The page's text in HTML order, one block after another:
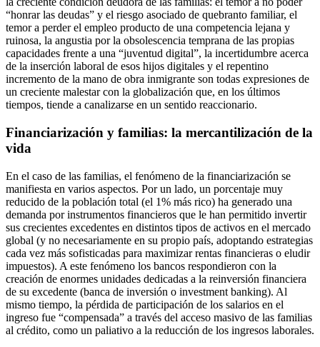
“honrar las deudas” y el riesgo asociado de quebranto familiar, el
temor a perder el empleo producto de una competencia lejana y
ruinosa, la angustia por la obsolescencia temprana de las propias
capacidades frente a una “juventud digital”, la incertidumbre acerca
de la inserción laboral de esos hijos digitales y el repentino
incremento de la mano de obra inmigrante son todas expresiones de
un creciente malestar con la globalización que, en los últimos
tiempos, tiende a canalizarse en un sentido reaccionario.
Financiarización y familias: la mercantilización de la
vida
En el caso de las familias, el fenómeno de la financiarización se
manifiesta en varios aspectos. Por un lado, un porcentaje muy
reducido de la población total (el 1% más rico) ha generado una
demanda por instrumentos financieros que le han permitido invertir
sus crecientes excedentes en distintos tipos de activos en el mercado
global (y no necesariamente en su propio país, adoptando estrategias
cada vez más sofisticadas para maximizar rentas financieras o eludir
impuestos). A este fenómeno los bancos respondieron con la
creación de enormes unidades dedicadas a la reinversión financiera
de su excedente (banca de inversión o investment banking). Al
mismo tiempo, la pérdida de participación de los salarios en el
ingreso fue “compensada” a través del acceso masivo de las familias
al crédito, como un paliativo a la reducción de los ingresos laborales.